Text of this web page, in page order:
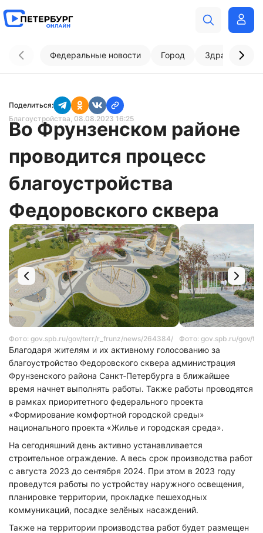
Федеральные новости Город
Поделиться:
Благоустройства, 08.08.2023 16:25
Во Фрунзенском районе
проводится процесс
благоустройства
Федоровского сквера
Фото: gov.spb.ru/gov/terr/r_frunz/news/264384/ Фото: gov.spb.ru/gov/
Благодаря жителям и их активному голосованию за
благоустройство Федоровского сквера администрация
Фрунзенского района Санкт‑Петербурга в ближайшее
время начнет выполнять работы. Также работы проводятся
в рамках приоритетного федерального проекта
«Формирование комфортной городской среды»
национального проекта «Жилье и городская среда».
На сегодняшний день активно устанавливается
строительное ограждение. А весь срок производства работ
с августа 2023 до сентября 2024. При этом в 2023 году
проведутся работы по устройству наружного освещения,
планировке территории, прокладке пешеходных
коммуникаций, посадке зелёных насаждений.
Также на территории производства работ будет размещен